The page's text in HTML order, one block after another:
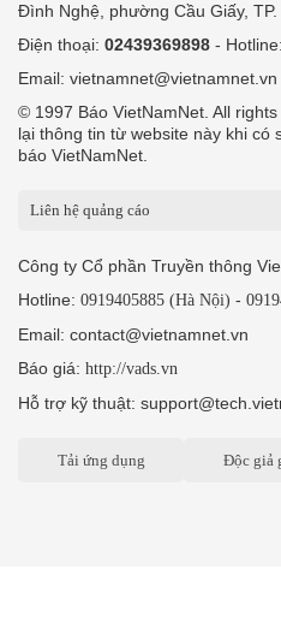
Đình Nghệ, phường Cầu Giấy, TP.
Điện thoại: 02439369898 - Hotline:
Email: vietnamnet@vietnamnet.vn
© 1997 Báo VietNamNet. All
lại thông tin từ website này khi có
báo VietNamNet.
Liên hệ quảng cáo
Công ty Cổ phần Truyền thông
Hotline: 0919405885 (Hà Nội) -
Email: contact@vietnamnet.vn
Báo giá: http://vads.vn
Hỗ trợ kỹ thuật:
Tải ứng dụng Độc giả